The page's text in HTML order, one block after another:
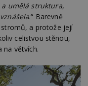
a umělá struktura,
.“ Barevně
stromů, a protože její
celistvou stěnou,
na větvích.